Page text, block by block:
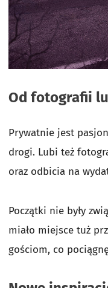
Od fotografii
Prywatnie jest
drogi. Lubi też
oraz odbicia na
Początki nie były
miało miejsce tuż
gościom, co